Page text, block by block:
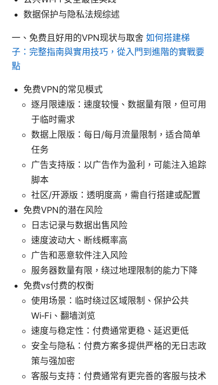
数据保护与隐私法规综述
一、免费且好用的VPN现状与取舍 如何搭建梯
子：完整指南與實用技巧，從入門到進階的實戰要
點
免费VPN的常见模式
逐月限速版：速度较慢、数据量有限，但可用
于临时需求
数据上限版：每日/每月流量限制，适合简单
任务
广告支持版：以广告作为盈利，可能注入追踪
脚本
社区/开源版：透明度高，需自行搭建或配置
免费VPN的潜在风险
日志记录与数据出售风险
速度波动大、断线概率高
广告和恶意软件注入风险
服务器数量有限，绕过地理限制的能力下降
免费vs付费的权衡
使用场景：临时绕过区域限制、保护公共
Wi‑Fi、翻墙浏览
速度与稳定性：付费通常更稳、延迟更低
安全与隐私：付费方案多提供严格的无日志政
策与强加密
客服与支持：付费通常有更完善的客服与技术